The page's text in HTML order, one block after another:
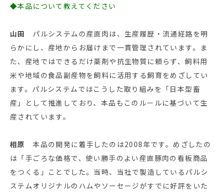
◆本品について教えてください
山田
パルシステムの産直肉は、生産履歴・流通経路を明
らかにし、産地からお届けまで一貫管理されています。ま
た、産地ではできるだけ薬剤や抗生物質に頼らず、飼料用
米や地域の食品副産物を飼料に活用する飼育をめざしてい
ます。パルシステムではこうした取り組みを「日本型畜
産」として推進しており、本品もこのルールに基づいて生
産されています。
相原
本品の開発に着手したのは2008年です。めざしたの
は「手ごろな価格で、使い勝手のよい産直豚肉の看板商品
をつくる」ことでした。当時、当社で製造しているパルシ
ステムオリジナルのハムやソーセージがすでに好評をいた